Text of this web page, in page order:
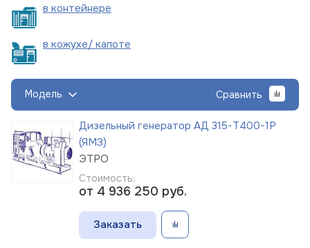
в контейнере
в кожухе/ капоте
Модель Сравнить
Дизельный генератор АД 315-Т400-1Р
(ЯМЗ)
ЭТРО
Стоимость:
от 4 936 250 руб.
Заказать